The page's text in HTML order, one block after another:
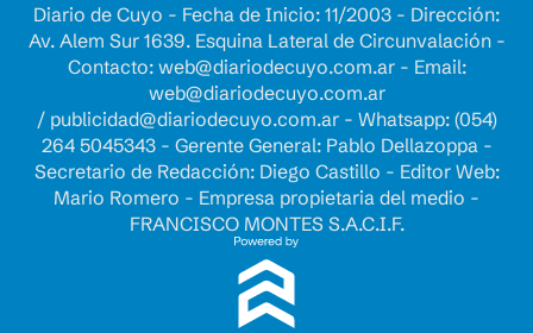
Diario de Cuyo - Fecha de Inicio: 11/2003 - Dirección:
Av. Alem Sur 1639. Esquina Lateral de Circunvalación -
Contacto: web@diariodecuyo.com.ar- Email:
web@diariodecuyo.com.ar
/ publicidad@diariodecuyo.com.ar- Whatsapp: (054)
264 5045343 - Gerente General: Pablo Dellazoppa -
Secretario de Redacción: Diego Castillo - Editor Web:
Mario Romero - Empresa propietaria del medio -
FRANCISCO MONTES S.A.C.I.F.